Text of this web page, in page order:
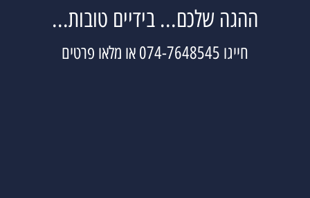
ההגה שלכם... בידיים טובות...
חייגו 074-7648545 או מלאו פרטים